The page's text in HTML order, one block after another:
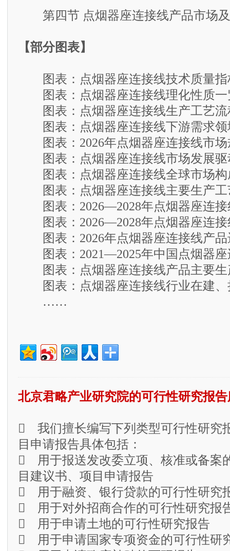
第四节 点烟器座连接线产品市场及
【部分图表】
图表：点烟器座连接线技术质量指
图表：点烟器座连接线理化性质一
图表：点烟器座连接线生产工艺流
图表：点烟器座连接线下游需求领
图表：2026年点烟器座连接线市场
图表：点烟器座连接线市场发展驱
图表：点烟器座连接线全球市场构
图表：点烟器座连接线主要生产工
图表：2026—2028年点烟器座连接
图表：2026—2028年点烟器座连接
图表：2026年点烟器座连接线产品
图表：2021—2025年中国点烟器座
图表：点烟器座连接线产品主要生
图表：点烟器座连接线行业在建、
……
北京君略产业研究院的可行性研究报
 我们擅长编写下列类型可行性研究
目申请报告具体包括：
 用于报送发改委立项、核准或备案
目建议书、项目申请报告
 用于融资、银行贷款的可行性研究
 用于对外招商合作的可行性研究报
 用于申请土地的可行性研究报告
 用于申请国家专项资金的可行性研